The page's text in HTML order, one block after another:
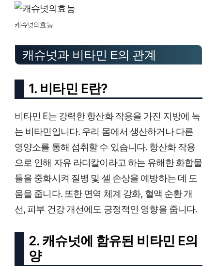
캐슈넛의효능
캐슈넛과 비타민 E의 관계
1. 비타민 E란?
비타민 E는 강력한 항산화 작용을 가진 지방에 녹
는 비타민입니다. 우리 몸에서 생산하거나 다른
영양소를 통해 섭취할 수 있습니다. 항산화 작용
으로 인해 자유 라디칼이라고 하는 유해한 화합물
들을 중화시켜 질병 및 셀 손상을 예방하는 데 도
움을 줍니다. 또한 면역 체계 강화, 혈액 순환 개
선, 피부 건강 개선에도 긍정적인 영향을 줍니다.
2. 캐슈넛에 함유된 비타민 E의
양